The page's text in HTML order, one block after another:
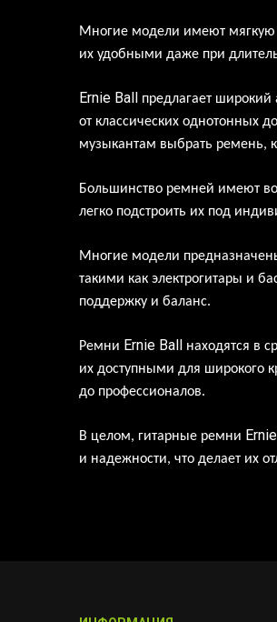
Многие модели имеют мягкую
их удобными даже при
Ernie Ball предлагает широкий
от классических однотонных до
музыкантам выбрать ремень,
Большинство ремней имеют
легко подстроить их под
Многие модели
такими как электрогитары и
поддержку и баланс.
Ремни Ernie Ball
находятся в
их доступными для широкого
до профессионалов.
В целом, гитарные ремни Ernie
и надежности, что делает их